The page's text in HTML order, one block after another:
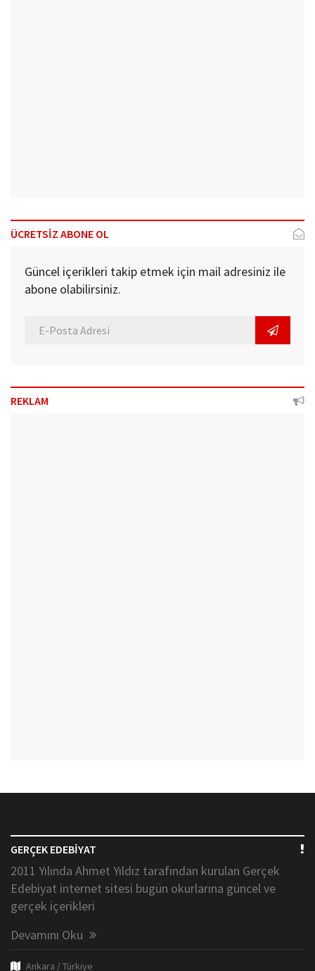
ÜCRETSİZ ABONE OL
Güncel içerikleri takip etmek için mail adresiniz ile
abone olabilirsiniz.
REKLAM
GERÇEK EDEBİYAT
2011 Yılında Ahmet Yıldız tarafından kurulan Gerçek
Edebiyat internet sitesi bugün okurlarına güncel ve
gerçek içerikleri
Devamını Oku
Ankara / Türkiye